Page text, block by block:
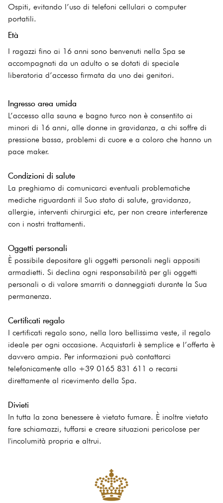
Ospiti, evitando l’uso di telefoni cellulari o computer
portatili.
Età
I ragazzi fino ai 16 anni sono benvenuti nella Spa se
accompagnati da un adulto o se dotati di speciale
liberatoria d’accesso firmata da uno dei genitori.
Ingresso area umida
L’accesso alla sauna e bagno turco non è consentito ai
minori di 16 anni, alle donne in gravidanza, a chi soffre di
pressione bassa, problemi di cuore e a coloro che hanno un
pace maker.
Condizioni di salute
La preghiamo di comunicarci eventuali problematiche
mediche riguardanti il Suo stato di salute, gravidanza,
allergie, interventi chirurgici etc, per non creare interferenze
con i nostri trattamenti.
Oggetti personali
È possibile depositare gli oggetti personali negli appositi
armadietti. Si declina ogni responsabilità per gli oggetti
personali o di valore smarriti o danneggiati durante la Sua
permanenza.
Certificati regalo
I certificati regalo sono, nella loro bellissima veste, il regalo
ideale per ogni occasione. Acquistarli è semplice e l’offerta è
davvero ampia. Per informazioni può contattarci
telefonicamente allo +39 0165 831 611 o recarsi
direttamente al ricevimento della Spa.
Divieti
In tutta la zona benessere è vietato fumare. È inoltre vietato
fare schiamazzi, tuffarsi e creare situazioni pericolose per
l'incolumità propria e altrui.